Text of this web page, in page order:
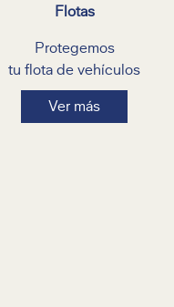
Flotas
Protegemos
tu flota de vehículos
Ver más